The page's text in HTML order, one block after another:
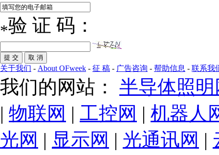
*验 证 码：
关于我们 - About OFweek - 征 稿 - 广告咨询 - 帮助信息 - 联系我
我们的网站： 半导体照明
| 物联网 | 工控网 | 机器人
光网 | 显示网 | 光通讯网 |